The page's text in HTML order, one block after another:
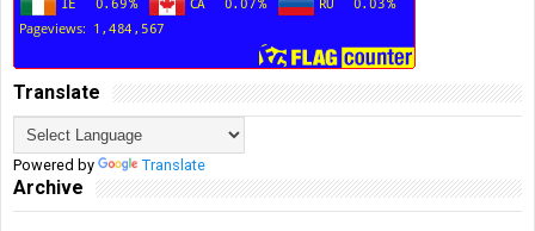
Translate
Powered by Translate
Archive